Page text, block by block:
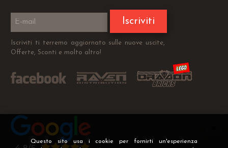
Questo sito usa i cookie per fornirti un'esperienza
Iscriviti
Iscriviti ti terremo aggiornato sulle nuove uscite,
Offerte, Sconti e molto altro!